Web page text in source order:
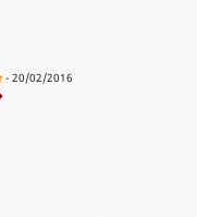
- 20/02/2016